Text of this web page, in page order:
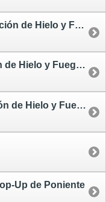
Tormenta de Espadas / Canción de Hielo y Fuego 3 - tapa dura
Festín de Cuervos / Canción de Hielo y Fuego 4 - tapa dura
Danza de Dragones / Canción de Hielo y Fuego 5 - tapa dura
Up de Poniente